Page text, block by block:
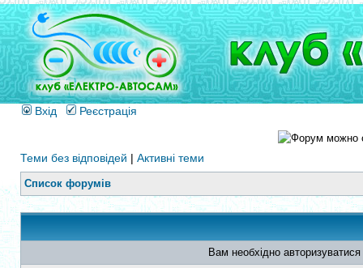
Вхід Реєстрація
Теми без відповідей | Активні теми
Список форумів
Вам необхідно